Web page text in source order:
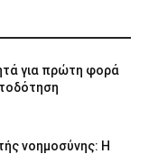
για πρώτη φορά
νοημοσύνης: Η